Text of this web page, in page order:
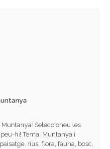
Seleccioneu les
hi! Tema: Muntanya i
rius, flora, fauna, bosc.